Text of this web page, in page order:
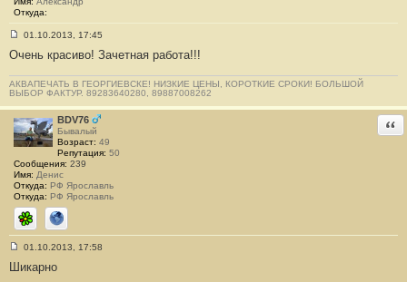
3
Откуда:
о
б
щ
е
н
и
е
#
01.10.2013, 17:45
Очень красиво! Зачетная работа!!!
АКВАПЕЧАТЬ В ГЕОРГИЕВСКЕ! НИЗКИЕ ЦЕНЫ, КОРОТКИЕ СРОКИ! БОЛЬШОЙ
ВЫБОР ФАКТУР. 89283640280, 89887008262
BDV76
Бывалый
Возраст: 49
Репутация: 50
Сообщения: 239
Имя: Денис
Откуда: РФ Ярославль
Откуда: РФ Ярославль
ICQ Сайт
о
01.10.2013, 17:58
Шикарно